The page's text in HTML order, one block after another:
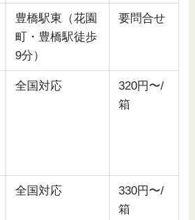
豊橋駅東（花園
町・豊橋駅徒歩
9分）
要問合せ
全国対応
320円〜/
箱
全国対応
330円〜/
箱